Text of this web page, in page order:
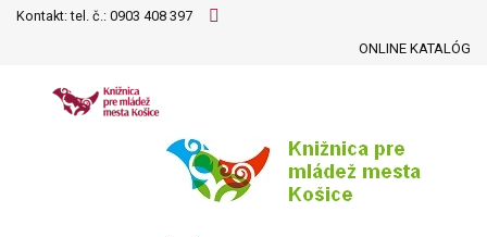
Kontakt: tel. č.: 0903 408 397
ONLINE KATALÓG